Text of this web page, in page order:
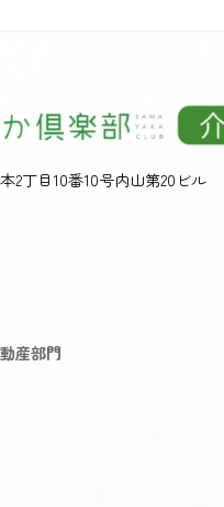
2丁目10番10号内山第20ビル
産部門